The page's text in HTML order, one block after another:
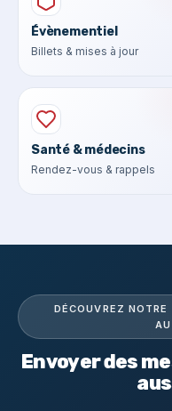
Évènementiel
Billets & mises à jour
Santé & médecins
Rendez-vous & rappels
DÉCOUVREZ NOTRE
Envoyer des